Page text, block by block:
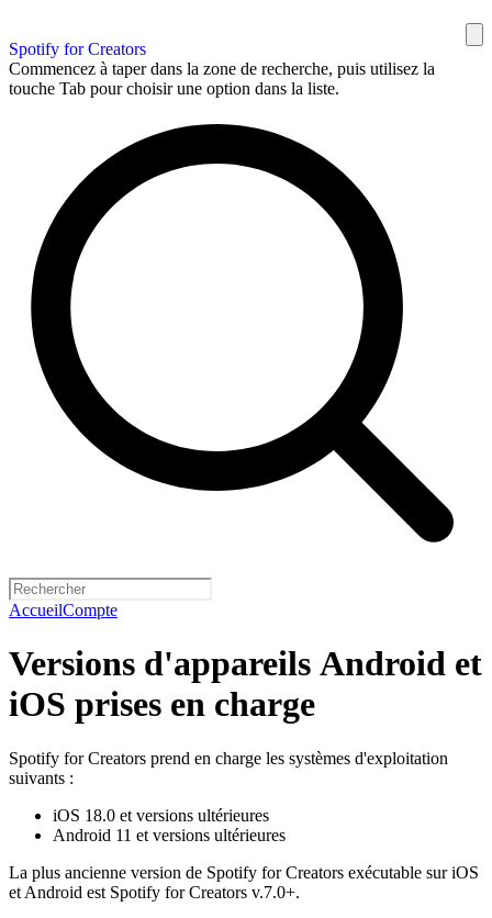
Spotify for Creators
Commencez à taper dans la zone de recherche, puis utilisez la
touche Tab pour choisir une option dans la liste.
AccueilCompte
Versions d'appareils Android et
iOS prises en charge
Spotify for Creators prend en charge les systèmes d'exploitation
suivants :
iOS 18.0 et versions ultérieures
Android 11 et versions ultérieures
La plus ancienne version de Spotify for Creators exécutable sur iOS
et Android est Spotify for Creators v.7.0+.